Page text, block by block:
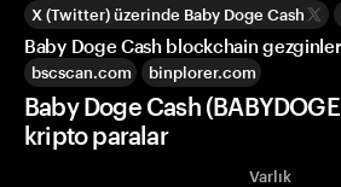
X (Twitter) üzerinde Baby Doge Cash
Baby Doge Cash blockchain
bscscan.com binplorer.com
Baby Doge Cash
kripto paralar
Varlık